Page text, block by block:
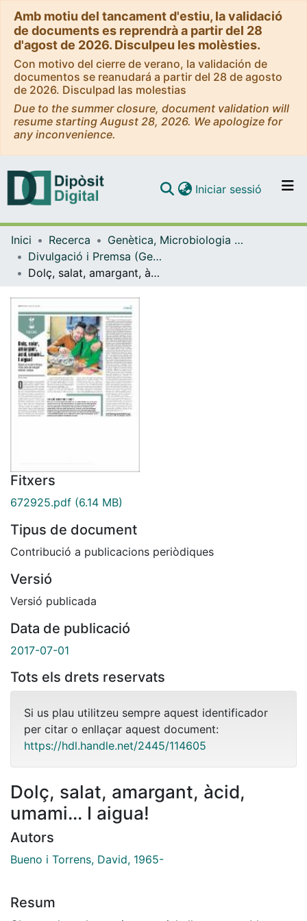
Amb motiu del tancament d'estiu, la validació
de documents es reprendrà a partir del 28
d'agost de 2026. Disculpeu les molèsties.
Con motivo del cierre de verano, la validación de
documentos se reanudará a partir del 28 de agosto
de 2026. Disculpad las molestias
Due to the summer closure, document validation will
resume starting August 28, 2026. We apologize for
any inconvenience.
Navega per tot el DD
Com publicar
Iniciar sessió (current)
Inici Recerca
Genètica, Microbiologia i Estadística
Divulgació i Premsa (Genètica, Microbiologia i Estadística)
Dolç, salat, amargant, àcid, umami... I aigua!
Fitxers
672925.pdf (6.14 MB)
Tipus de document
Contribució a publicacions periòdiques
Versió
Versió publicada
Data de publicació
2017-07-01
Tots els drets reservats
Si us plau utilitzeu sempre aquest identificador
per citar o enllaçar aquest document:
https://hdl.handle.net/2445/114605
Dolç, salat, amargant, àcid,
umami... I aigua!
Autors
Bueno i Torrens, David, 1965-
Resum